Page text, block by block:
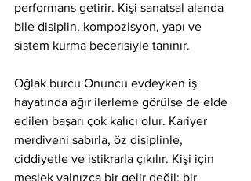
performans getirir. Kişi sanatsal alanda
bile disiplin, kompozisyon, yapı ve
sistem kurma becerisiyle tanınır.
Oğlak burcu Onuncu evdeyken iş
hayatında ağır ilerleme görülse de elde
edilen başarı çok kalıcı olur. Kariyer
merdiveni sabırla, öz disiplinle,
ciddiyetle ve istikrarla çıkılır. Kişi için
meslek yalnızca bir gelir değil; bir